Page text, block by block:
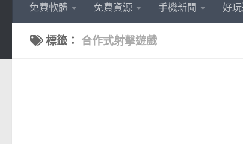
免費軟體 免費資源 手機新聞 好
標籤： 合作式射擊遊戲